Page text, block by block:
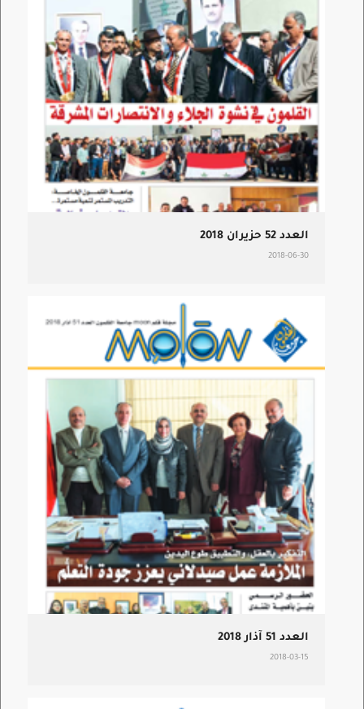
العدد 52 حزيران 2018
2018-06-30
العدد 51 آذار 2018
2018-03-15